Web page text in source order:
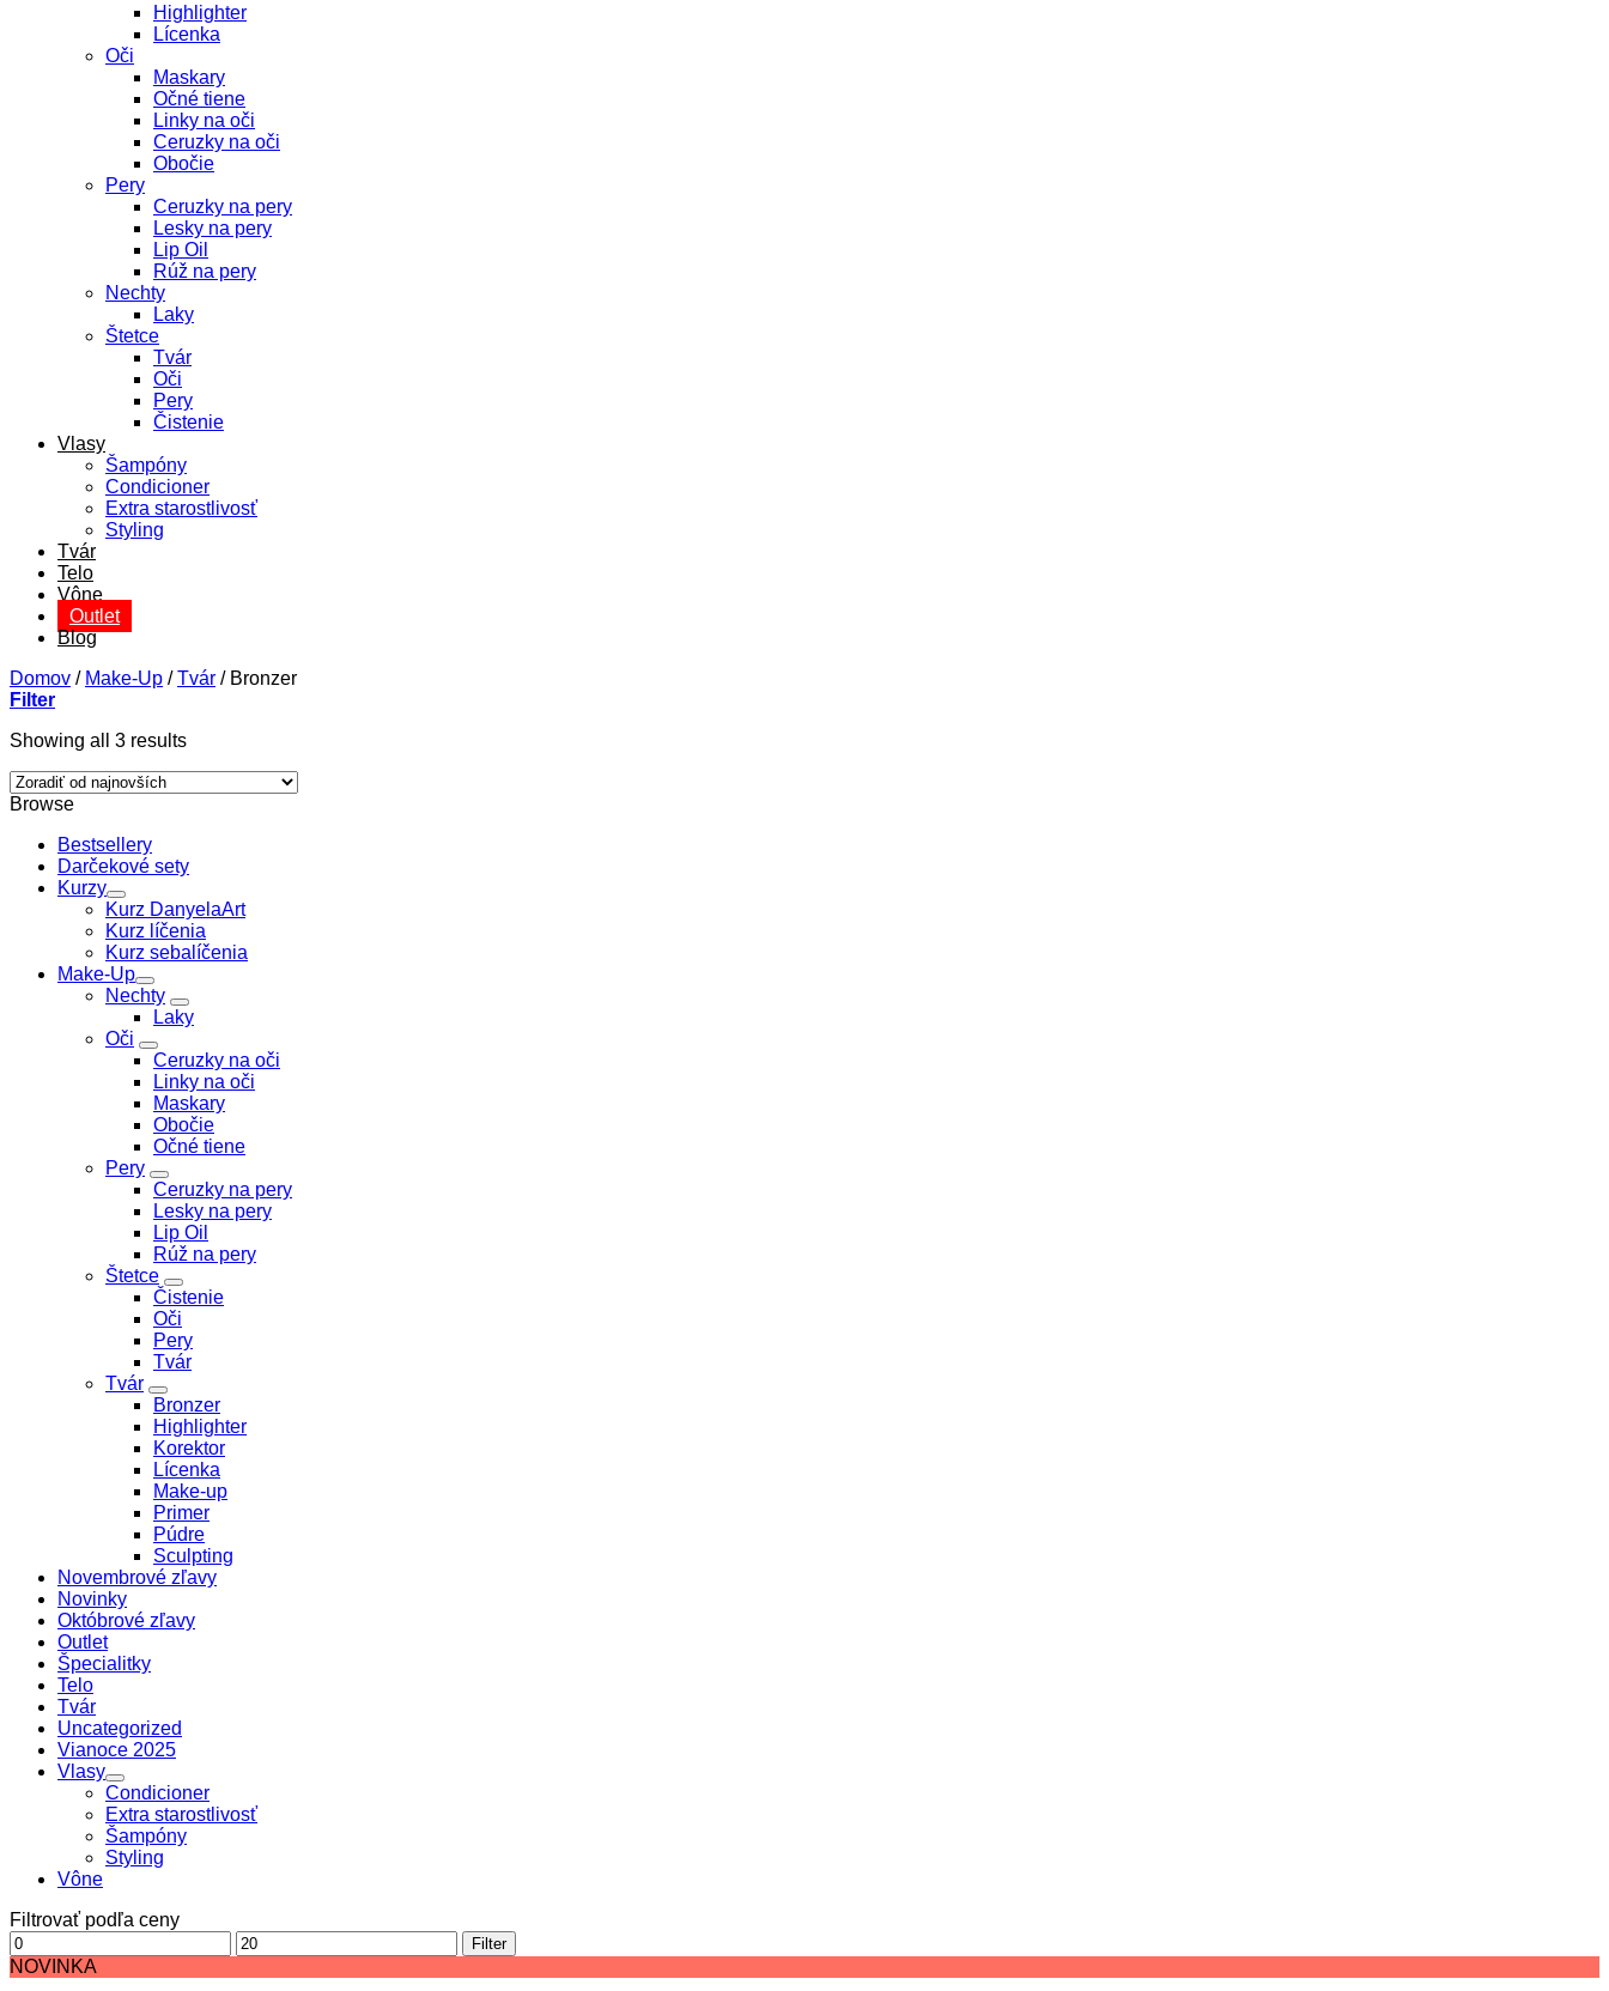
Highlighter
Lícenka
Oči
Maskary
Očné tiene
Linky na oči
Ceruzky na oči
Obočie
Pery
Ceruzky na pery
Lesky na pery
Lip Oil
Rúž na pery
Nechty
Laky
Štetce
Tvár
Oči
Pery
Čistenie
Vlasy
Šampóny
Condicioner
Extra starostlivosť
Styling
Tvár
Telo
Vône
Outlet
Blog
Domov / Make-Up / Tvár /Bronzer
Filter
Showing all 3 resultsSorted
Browse
Bestsellery
Darčekové sety
Kurzy
Kurz DanyelaArt
Kurz líčenia
Kurz sebalíčenia
Make-Up
Nechty
Laky
Oči
Ceruzky na oči
Linky na oči
Maskary
Obočie
Očné tiene
Pery
Ceruzky na pery
Lesky na pery
Lip Oil
Rúž na pery
Štetce
Čistenie
Oči
Pery
Tvár
Tvár
Bronzer
Highlighter
Korektor
Lícenka
Make-up
Primer
Púdre
Sculpting
Novembrové zľavy
Novinky
Októbrové zľavy
Outlet
Špecialitky
Telo
Tvár
Uncategorized
Vianoce 2025
Vlasy
Condicioner
Extra starostlivosť
Šampóny
Styling
Vône
Filtrovať podľa ceny
Minimálna
cena
Maximálna
cena
Filter
NOVINKA